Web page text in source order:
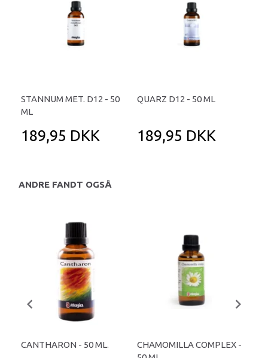
STANNUM MET. D12 - 50
ML
189,95 DKK
QUARZ D12 - 50 ML
189,95 DKK
ANDRE FANDT OGSÅ
CANTHARON - 50 ML.
CHAMOMILLA COMPLEX -